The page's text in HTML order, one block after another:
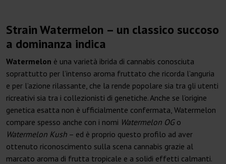
Strain Watermelon – un classico succoso
a dominanza indica
Watermelon è una varietà ibrida di cannabis conosciuta
soprattutto per l’intenso aroma fruttato che ricorda l’anguria
e per l’azione rilassante, che la rende popolare sia tra gli utenti
ricreativi sia tra i collezionisti di genetiche. Anche se l’origine
genetica esatta non è ufficialmente confermata, Watermelon
compare spesso anche con i nomi Watermelon OGo
Watermelon Kush – ed è proprio questo profilo ad aver
ottenuto riconoscimento sulla scena cannabis grazie al
marcato aroma di frutta tropicale e a solidi effetti calmanti.